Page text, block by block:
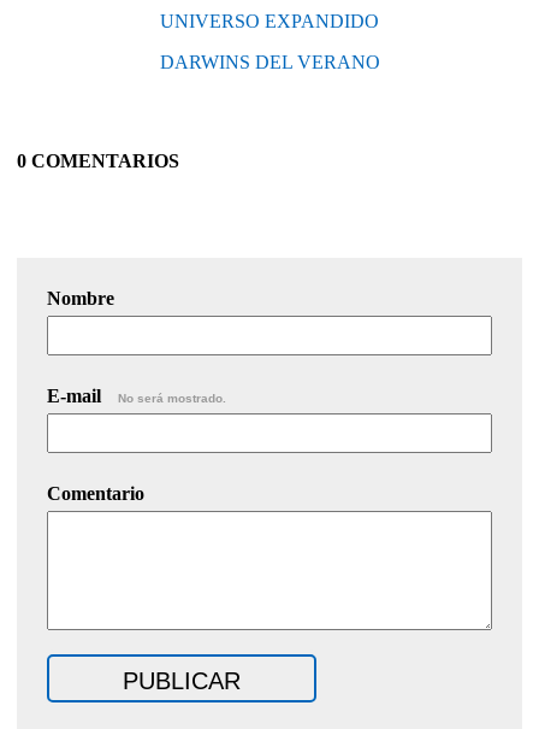
UNIVERSO EXPANDIDO
DARWINS DEL VERANO
0 COMENTARIOS
Nombre
E-mail No será mostrado.
Comentario